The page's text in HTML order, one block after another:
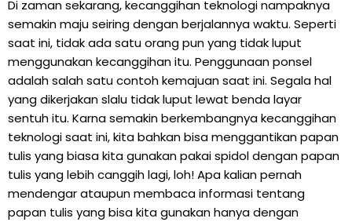
Di zaman sekarang, kecanggihan teknologi nampaknya
semakin maju seiring dengan berjalannya waktu. Seperti
saat ini, tidak ada satu orang pun yang tidak luput
menggunakan kecanggihan itu. Penggunaan ponsel
adalah salah satu contoh kemajuan saat ini. Segala hal
yang dikerjakan slalu tidak luput lewat benda layar
sentuh itu. Karna semakin berkembangnya kecanggihan
teknologi saat ini, kita bahkan bisa menggantikan papan
tulis yang biasa kita gunakan pakai spidol dengan papan
tulis yang lebih canggih lagi, loh! Apa kalian pernah
mendengar ataupun membaca informasi tentang
papan tulis yang bisa kita gunakan hanya dengan